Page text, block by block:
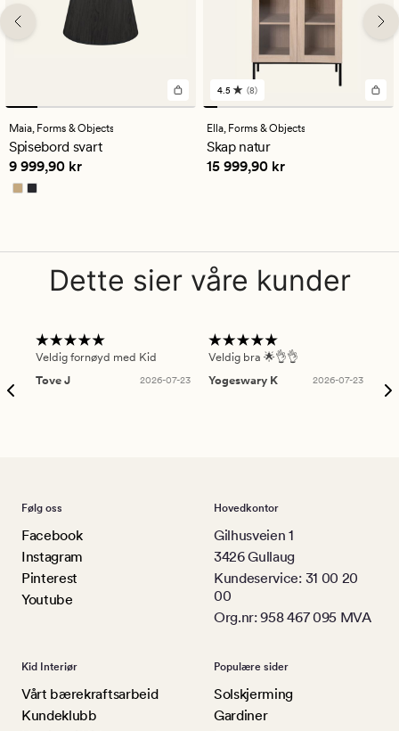
Maia, Forms & Objects
Spisebord svart
Pris 9 999,90 kr
9 999,90 kr
8
anmeldelser
med
en
gjennomsnittlig
vurdering
4.5 (8)
Ella, Forms & Objects
Skap natur
Pris 15 999,90 kr
15 999,90 kr
Dette sier våre kunder
Veldig fornøyd med Kid
Tove J
2026-07-23
Veldig bra 🌟👌👌
Yogeswary K
2026-07-23
Følg oss
Facebook
Instagram
Pinterest
Youtube
Hovedkontor
Gilhusveien 1
3426 Gullaug
Kundeservice: 31 00 20
00
Org.nr: 958 467 095 MVA
Kid Interiør
Vårt bærekraftsarbeid
Kundeklubb
Populære sider
Solskjerming
Gardiner